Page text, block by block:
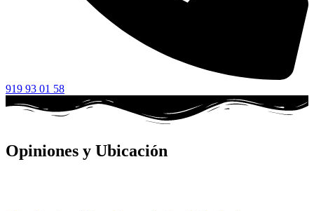
919 93 01 58
Opiniones y Ubicación